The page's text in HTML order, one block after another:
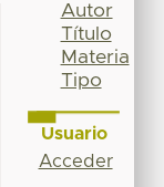
Autor
Título
Materia
Tipo
Usuario
Acceder